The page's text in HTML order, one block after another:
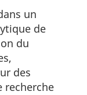
un
de
du
des
recherche